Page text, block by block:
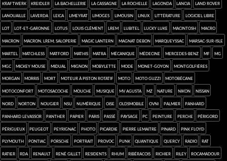
Kraftwerk Kreidler la Bachellerie la Cassagne La Rochelle Lagonda Lancia Land Rover
Lanouaille Laverda Leica Limeyrat Limoges Limousin Linux Littérature logiciel libre
Lot Lot-et-Garonne Lotus Louis Clément LREM Lubitel Lucky Luke Macintosh macro
Macron Macron, LREM, saloperie Magic Lantern Magnat Debon Marqueyssac Marsac-sur-Isle
Martel Matchless Matford Mathis Matra mécanique médecine Mercedes-Benz MF MG
MGC Mickey Mouse Midual mignon Mobylette mode Monet-Goyon montgolfières
Morgan Morris mort moteur à piston rotatif moto Moto Guzzi Motobécane
Motoconfort Motosacoche mouche musique MV Agusta MZ nature Nikon Nissan
Nord Norton Nougier NSU numérique Oise Oldsmobile ovni Palmier Panhard
Panhard Levassor Panther papier Paris passé paysage PC Peinture Perche Périgord
Périgueux Peugeot Peyrignac photo Picardie Pierre Lemaitre pinard Pink Floyd
Plymouth Pontiac Porsche portrait provoc punk quantique Quercy radio rat
Ratier RDA Renault René Gillet Residents rhum ribéracois Richier Riley Rocamadour